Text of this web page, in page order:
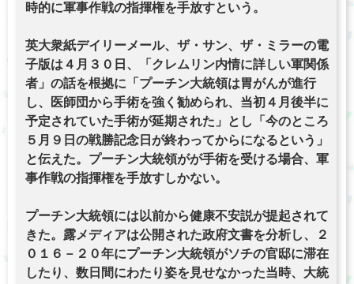
時的に軍事作戦の指揮権を手放すという。
英大衆紙デイリーメール、ザ・サン、ザ・ミラーの電
子版は４月３０日、「クレムリン内情に詳しい軍関係
者」の話を根拠に「プーチン大統領は胃がんが進行
し、医師団から手術を強く勧められ、当初４月後半に
予定されていた手術が延期された」とし「今のところ
５月９日の戦勝記念日が終わってからになるという」
と伝えた。プーチン大統領がが手術を受ける場合、軍
事作戦の指揮権を手放すしかない。
プーチン大統領には以前から健康不安説が提起されて
きた。露メディアは公開された政府文書を分析し、２
０１６－２０年にプーチン大統領がソチの官邸に滞在
したり、数日間にわたり姿を見せなかった当時、大統